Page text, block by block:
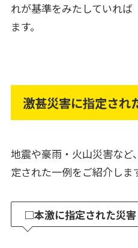
れが基準をみたしていれ
ます。
激甚災害に指定され
地震や豪雨・火山災害など
定された一例をご紹介しま
□本激に指定された災害